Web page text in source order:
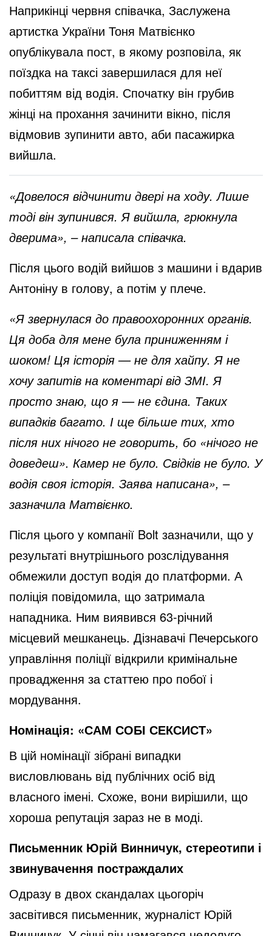
Наприкінці червня співачка, Заслужена
артистка України Тоня Матвієнко
опублікувала пост, в якому розповіла, як
поїздка на таксі завершилася для неї
побиттям від водія. Спочатку він грубив
жінці на прохання зачинити вікно, після
відмовив зупинити авто, аби пасажирка
вийшла.
«Довелося відчинити двері на ходу. Лише
тоді він зупинився. Я вийшла, грюкнула
дверима», – написала співачка.
Після цього водій вийшов з машини і вдарив
Антоніну в голову, а потім у плече.
«Я звернулася до правоохоронних органів.
Ця доба для мене була приниженням і
шоком! Ця історія — не для хайпу. Я не
хочу запитів на коментарі від ЗМІ. Я
просто знаю, що я — не єдина. Таких
випадків багато. І ще більше тих, хто
після них нічого не говорить, бо «нічого не
доведеш». Камер не було. Свідків не було. У
водія своя історія. Заява написана», –
зазначила Матвієнко.
Після цього у компанії Bolt зазначили, що у
результаті внутрішнього розслідування
обмежили доступ водія до платформи. А
поліція повідомила, що затримала
нападника. Ним виявився 63-річний
місцевий мешканець. Дізнавачі Печерського
управління поліції відкрили кримінальне
провадження за статтею про побої і
мордування.
Номінація: «САМ СОБІ СЕКСИСТ»
В цій номінації зібрані випадки
висловлювань від публічних осіб від
власного імені. Схоже, вони вирішили, що
хороша репутація зараз не в моді.
Письменник Юрій Винничук, стереотипи і
звинувачення постраждалих
Одразу в двох скандалах цьогоріч
засвітився письменник, журналіст Юрій